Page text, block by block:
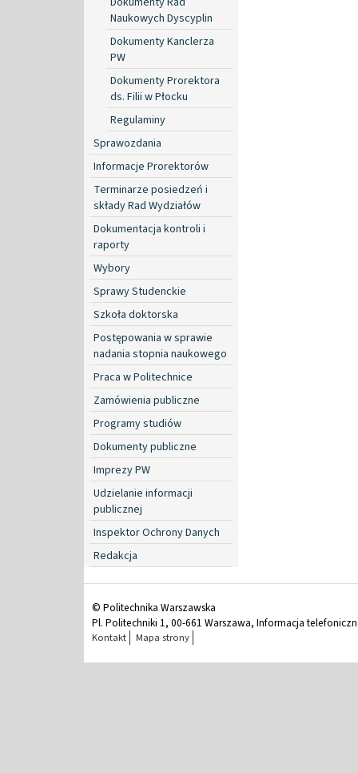
Naukowych Dyscyplin
Dokumenty Kanclerza
PW
Dokumenty Prorektora
ds. Filii w Płocku
Regulaminy
Sprawozdania
Informacje Prorektorów
Terminarze posiedzeń i
składy Rad Wydziałów
Dokumentacja kontroli i
raporty
Wybory
Sprawy Studenckie
Szkoła doktorska
Postępowania w sprawie
nadania stopnia naukowego
Praca w Politechnice
Zamówienia publiczne
Programy studiów
Dokumenty publiczne
Imprezy PW
Udzielanie informacji
publicznej
Inspektor Ochrony Danych
Redakcja
© Politechnika Warszawska
Pl. Politechniki 1, 00-661 Warszawa, Informacja
Kontakt Mapa strony